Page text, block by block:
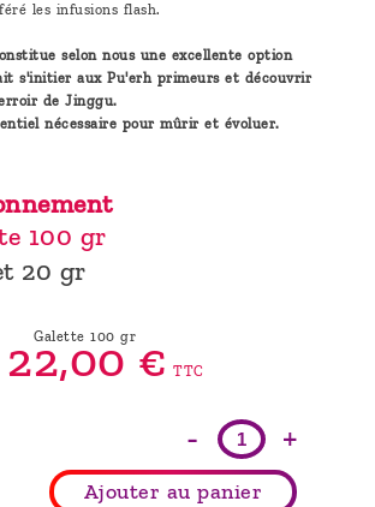
les infusions flash.
selon nous une excellente option
s'initier aux Pu'erh primeurs et découvrir
de Jinggu.
nécessaire pour mûrir et évoluer.
100 gr
20 gr
Galette 100 gr
22,00€ TTC
- +
Ajouter au panier